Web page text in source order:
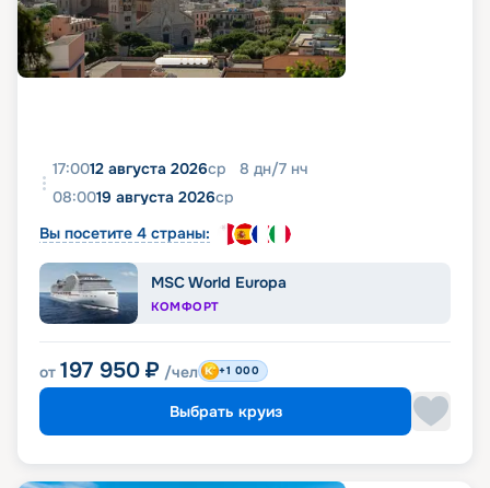
17:0012 августа 2026ср 8 дн/7 нч
08:0019 августа 2026ср
Вы посетите 4 страны:
MSC World Europa
КОМФОРТ
от 197 950 ₽ /чел +1 000
Выбрать круиз